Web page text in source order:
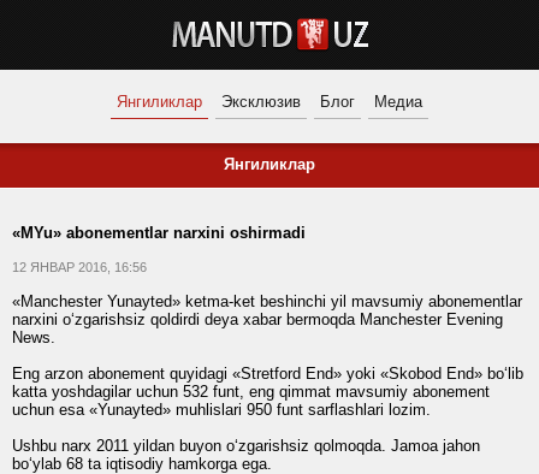
Янгиликлар Эксклюзив Блог Медиа
Янгиликлар
«MYu» abonementlar narxini oshirmadi
12 ЯНВАР 2016, 16:56
«Manchester Yunayted» ketma-ket beshinchi yil mavsumiy abonementlar
narxini o‘zgarishsiz qoldirdi deya xabar bermoqda Manchester Evening
News.
Eng arzon abonement quyidagi «Stretford End» yoki «Skobod End» bo‘lib
katta yoshdagilar uchun 532 funt, eng qimmat mavsumiy abonement
uchun esa «Yunayted» muhlislari 950 funt sarflashlari lozim.
Ushbu narx 2011 yildan buyon o‘zgarishsiz qolmoqda. Jamoa jahon
bo‘ylab 68 ta iqtisodiy hamkorga ega.